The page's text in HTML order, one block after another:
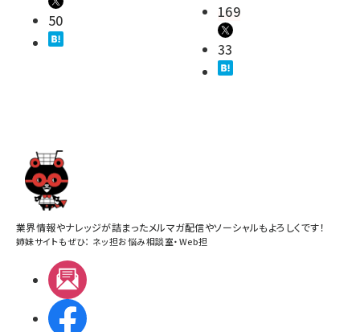
50
169
33
業界情報やナレッジが詰まったメルマガ配信やソーシャルもよろしくです！
姉妹サイトもぜひ： ネッ担お悩み相談室・Web担